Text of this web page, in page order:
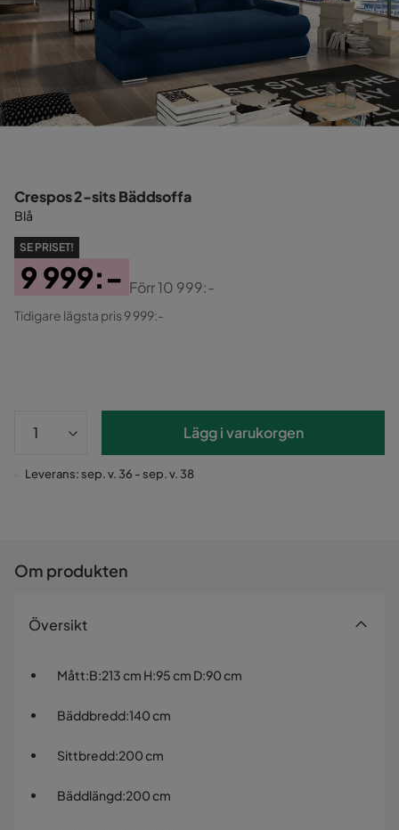
Crespos 2-sits Bäddsoffa
Blå
SE PRISET!
Pris
9 999:-
Original
Förr10 999:-
Tidigare lägsta pris 9 999:-
Lägg i varukorgen
Leverans: sep. v. 36 - sep. v. 38
Om produkten
Översikt
Mått:B:213 cm H:95 cm D:90 cm
Bäddbredd:140 cm
Sittbredd:200 cm
Bäddlängd:200 cm